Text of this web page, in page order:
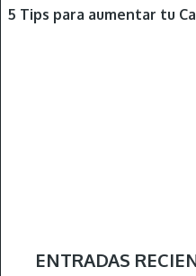
OTROS
5 Tips para aumentar tu
ENTRADAS